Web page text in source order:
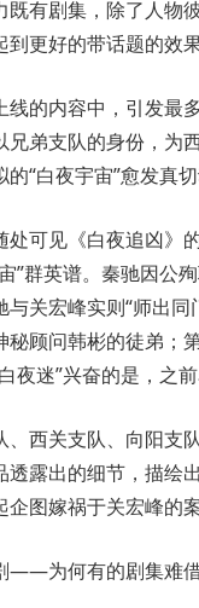
剧集，除了人物
更好的带话题的效果
的内容中，引发最
兄弟支队的身份，为
“白夜宇宙”愈发真切
见《白夜追凶》的
”群英谱。秦驰因公
关宏峰实则“师出
秘顾问韩彬的徒弟；
夜迷”兴奋的是，之
关支队、向阳支队
露出的细节，描绘
图嫁祸于关宏峰的
为何有的剧集难借